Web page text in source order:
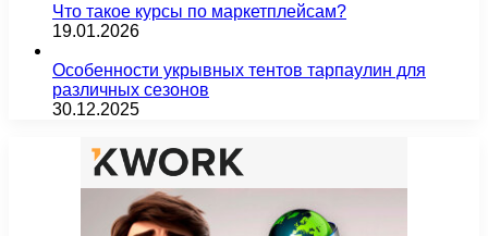
Что такое курсы по маркетплейсам?
19.01.2026
Особенности укрывных тентов тарпаулин для
различных сезонов
30.12.2025